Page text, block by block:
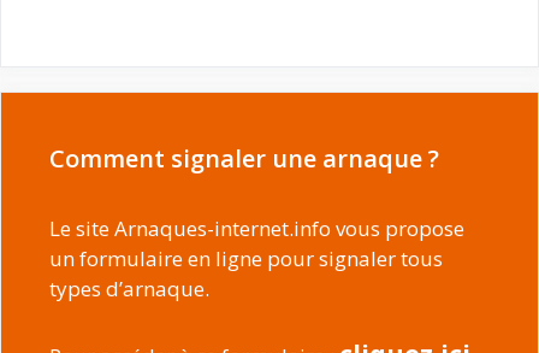
Comment signaler une arnaque ?
Le site Arnaques-internet.info vous propose
un formulaire en ligne pour signaler tous
types d’arnaque.